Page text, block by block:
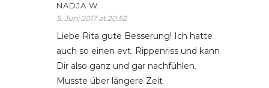
NADJA W.
5. Juni 2017 at 20:52
Liebe Rita gute Besserung! Ich hatte
auch so einen evt. Rippenriss und kann
Dir also ganz und gar nachfühlen.
Musste über längere Zeit